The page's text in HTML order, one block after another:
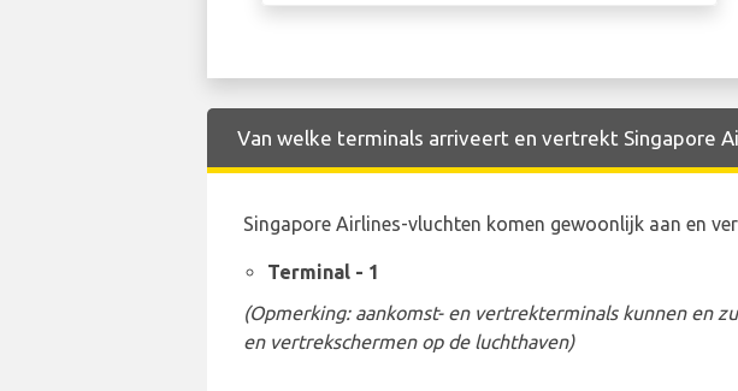
Van welke terminals arriveert en vertrekt Singapore
Singapore Airlines-vluchten komen gewoonlijk aan en
Terminal - 1
(Opmerking: aankomst- en vertrekterminals kunnen en
en vertrekschermen op de luchthaven)